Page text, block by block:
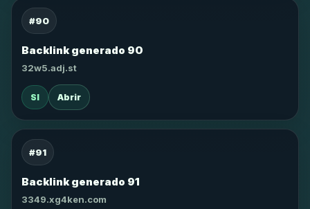
#90
Backlink generado 90
32w5.adj.st
SI Abrir
#91
Backlink generado 91
3349.xg4ken.com